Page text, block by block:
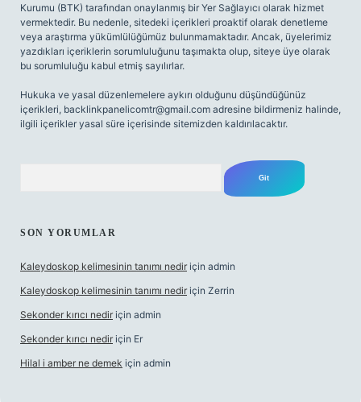
Kurumu (BTK) tarafından onaylanmış bir Yer Sağlayıcı olarak hizmet
vermektedir. Bu nedenle, sitedeki içerikleri proaktif olarak denetleme
veya araştırma yükümlülüğümüz bulunmamaktadır. Ancak, üyelerimiz
yazdıkları içeriklerin sorumluluğunu taşımakta olup, siteye üye olarak
bu sorumluluğu kabul etmiş sayılırlar.
Hukuka ve yasal düzenlemelere aykırı olduğunu düşündüğünüz
içerikleri, backlinkpanelicomtr@gmail.com adresine bildirmeniz halinde,
ilgili içerikler yasal süre içerisinde sitemizden kaldırılacaktır.
SON YORUMLAR
Kaleydoskop kelimesinin tanımı nedir için admin
Kaleydoskop kelimesinin tanımı nedir için Zerrin
Sekonder kırıcı nedir için admin
Sekonder kırıcı nedir için Er
Hilal i amber ne demek için admin